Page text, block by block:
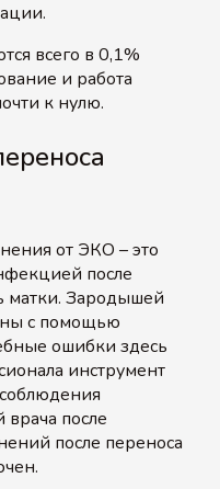
всего в 0,1%
и работа
к нулю.
от ЭКО – это
после
матки. Зародышей
с помощью
ошибки здесь
инструмент
после
после переноса